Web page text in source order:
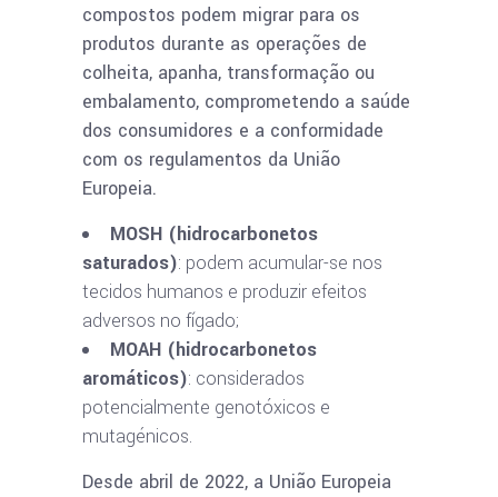
compostos podem migrar para os
produtos durante as operações de
colheita, apanha, transformação ou
embalamento, comprometendo a saúde
dos consumidores e a conformidade
com os regulamentos da União
Europeia.
MOSH (hidrocarbonetos
saturados): podem acumular-se nos
tecidos humanos e produzir efeitos
adversos no fígado;
MOAH (hidrocarbonetos
aromáticos): considerados
potencialmente genotóxicos e
mutagénicos.
Desde abril de 2022, a União Europeia